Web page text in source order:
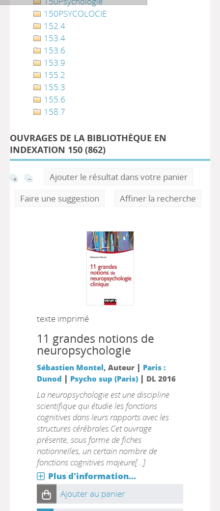
150PSYCOLOCIE
152.4
153.4
153.6
153.9
155.2
155.3
155.6
158.7
OUVRAGES DE LA BIBLIOTHÈQUE EN
INDEXATION 150 (862)
Ajouter le résultat dans votre panier
Faire une suggestion
Affiner la recherche
texte imprimé
11 grandes notions de
neuropsychologie
Sébastien Montel, Auteur | Paris :
Dunod | Psycho sup (Paris)| DL 2016
La neuropsychologie est une discipline
scientifique qui étudie les fonctions
cognitives dans leurs rapports avec les
structures cérébrales.Cet ouvrage
présente, sous forme de fiches
notionnelles, un certain nombre de
fonctions cognitives majeure[...]
Plus d'information...
Ajouter au panier